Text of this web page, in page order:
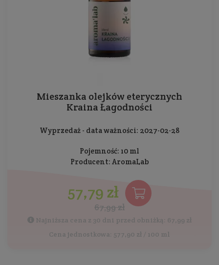
Mieszanka olejków eterycznych
Kraina Łagodności
Wyprzedaż - data ważności: 2027-02-28
Pojemność: 10 ml
Producent: AromaLab
57,79 zł
67,99 zł
Najniższa cena z 30 dni przed obniżką: 67,99 zł
Cena jednostkowa: 577,90 zł / 100 ml